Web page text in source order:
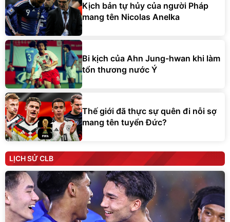
Kịch bản tự hủy của người Pháp
mang tên Nicolas Anelka
Bi kịch của Ahn Jung-hwan khi làm
tổn thương nước Ý
Thế giới đã thực sự quên đi nỗi sợ
mang tên tuyển Đức?
LỊCH SỬ CLB